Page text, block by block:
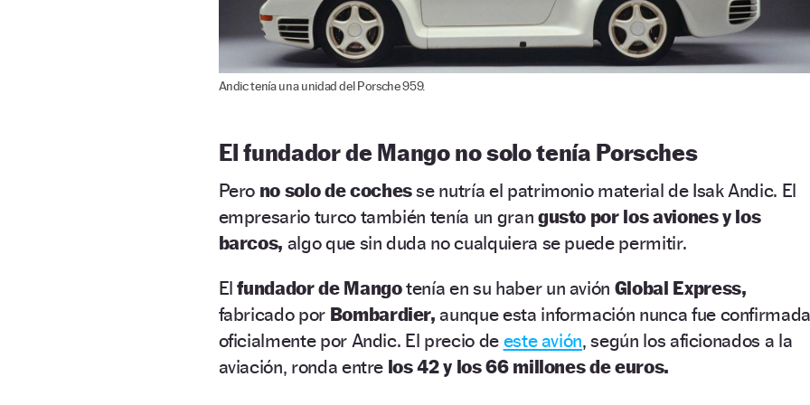
Andic tenía una unidad del Porsche 959.
El fundador de Mango no solo tenía Porsches
Pero no solo de cochesse nutría el patrimonio material de Isak Andic. El
empresario turco también tenía un gran gusto por los aviones y los
barcos, algo que sin duda no cualquiera se puede permitir.
El fundador de Mangotenía en su haber un avión Global Express,
fabricado por Bombardier,aunque esta información nunca fue
oficialmente por Andic. El precio de este avión, según los aficionados a la
aviación, ronda entre los 42 y los 66 millones de euros.